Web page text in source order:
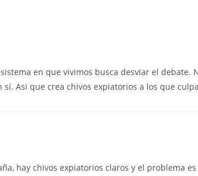
en que vivimos busca desviar el
Asi que crea chivos expiatorios a los que
hay chivos expiatorios claros y el problema